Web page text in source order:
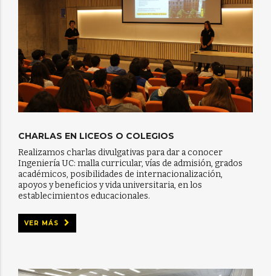
CHARLAS EN LICEOS O COLEGIOS
Realizamos charlas divulgativas para dar a conocer
Ingeniería UC: malla curricular, vías de admisión, grados
académicos, posibilidades de internacionalización,
apoyos y beneficios y vida universitaria, en los
establecimientos educacionales.
VER MÁS